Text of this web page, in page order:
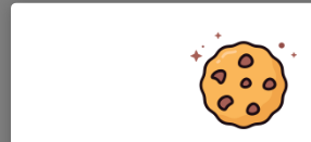
Khodor, Isaa, Omar, Imran,Isaa,Farase